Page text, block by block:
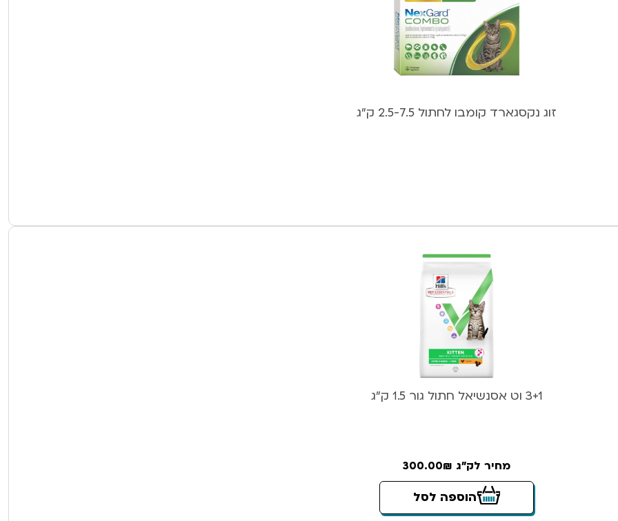
זוג נקסגארד קומבו לחתול 2.5-7.5 ק”ג
3+1 וט אסנשיאל חתול גור 1.5 ק”ג
מחיר לק"ג 300.00₪
הוספה לסל